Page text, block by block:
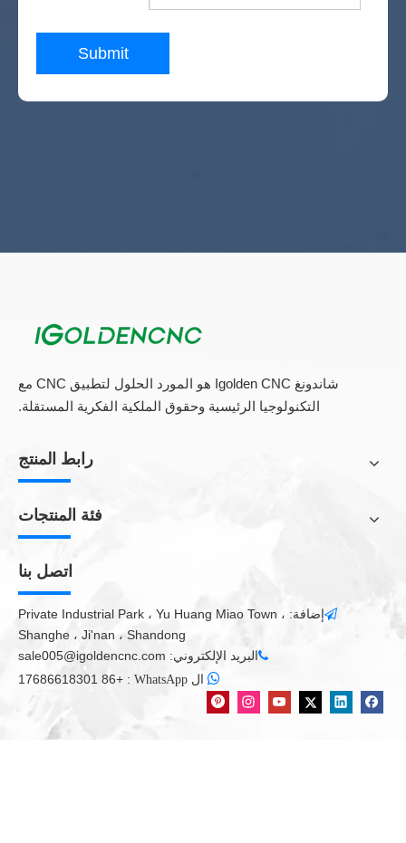
Submit
شاندونغ Igolden CNC هو المورد الحلول لتطبيق CNC مع
التكنولوجيا الرئيسية وحقوق الملكية الفكرية المستقلة.
رابط المنتج
فئة المنتجات
اتصل بنا

إضافة: Private Industrial Park ، Yu Huang Miao Town ،
Shanghe ، Ji'nan ، Shandong
البريد الإلكتروني: sale005@igoldencnc.com

ال WhatsApp :
+86 17686618301